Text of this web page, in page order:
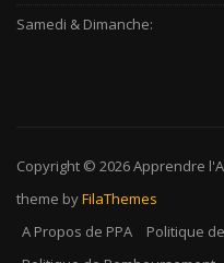
Samedi & Dimanche:
Copyright © 2026Apprendre
theme byFilaThemes
A Propos de PPA
Politique